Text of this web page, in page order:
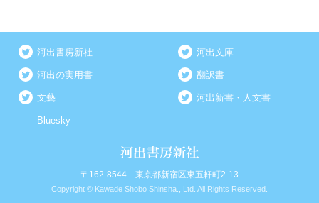
河出書房新社 河出文庫
河出の実用書 翻訳書
文藝 河出新書・人文書
Bluesky
〒162-8544 東京都新宿区東五軒町2-13
Copyright © Kawade Shobo Shinsha., Ltd. All Rights Reserved.